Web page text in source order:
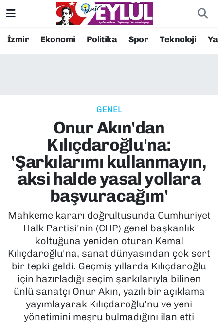
İzmir Ekonomi Politika Spor Teknoloji
GENEL
Onur Akın'dan
Kılıçdaroğlu'na:
'Şarkılarımı kullanmayın,
aksi halde yasal yollara
başvuracağım'
Mahkeme kararı doğrultusunda Cumhuriyet
Halk Partisi'nin (CHP) genel başkanlık
koltuğuna yeniden oturan Kemal
Kılıçdaroğlu'na, sanat dünyasından çok sert
bir tepki geldi. Geçmiş yıllarda Kılıçdaroğlu
için hazırladığı seçim şarkılarıyla bilinen
ünlü sanatçı Onur Akın, yazılı bir açıklama
yayımlayarak Kılıçdaroğlu’nu ve yeni
yönetimini meşru bulmadığını ilan etti
Resmi İlanlar
EKONOMİ
KÜLTÜR SANAT
MAGAZİN
POLİTİKA
SAĞLIK
SPOR
TEKNOLOJİ
YAŞAM
Konak Nöbetçi Eczaneler
Süper Lig Puan Durumu ve Fikstür
Tüm Manşetler
Son Dakika Haberleri
Haber Arşivi